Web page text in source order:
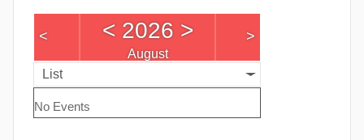
< <2026 >
August
>
List
No Events